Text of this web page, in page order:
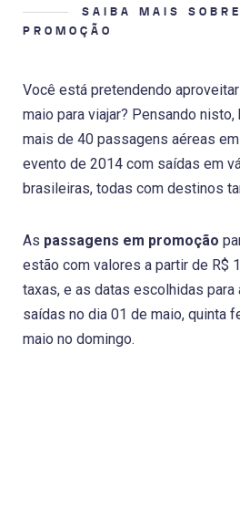
SAIBA MAIS
PROMOÇÃO
Você está pretendendo
maio para viajar? Pensando
mais de 40 passagens aéreas
evento de 2014 com saídas em
brasileiras, todas com destinos
As passagens em promoção
estão com valores a partir de R$
taxas, e as datas escolhidas para
saídas no dia 01 de maio, quinta
maio no domingo.